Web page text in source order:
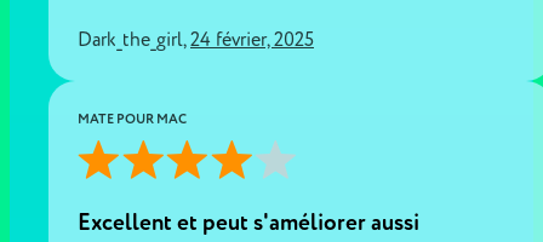
Dark_the_girl, 24 février, 2025
MATE POUR MAC
Excellent et peut s'améliorer aussi